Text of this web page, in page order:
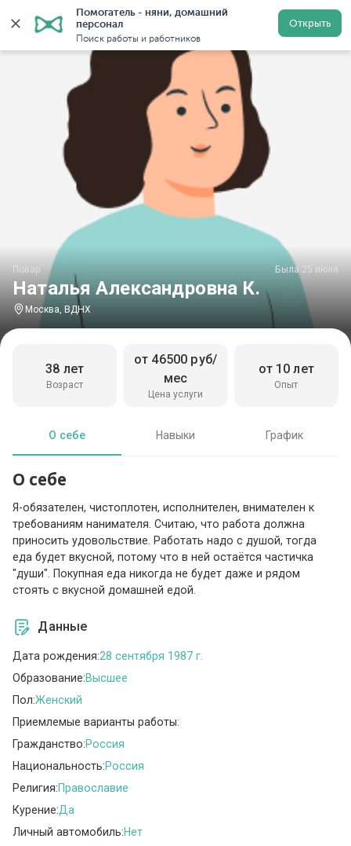
Помогатель - няни, домашний
персонал
Поиск работы и работников
Открыть
Главная Повара Повара в Москве Повара у
Наталья Александровна К.
Повар Была 25 июля
Москва, ВДНХ
Возраст
38 лет
Цена услуги
от 46500 руб/
мес
Опыт
от 10 лет
О себе Навыки График
О себе
Я-обязателен, чистоплотен, исполнителен, внимателен к
требованиям нанимателя. Считаю, что работа должна
приносить удовольствие. Работать надо с душой, тогда
еда будет вкусной, потому что в ней остаётся частичка
"души". Покупная еда никогда не будет даже и рядом
стоять с вкусной домашней едой.
Данные
Дата рождения:28 сентября 1987 г.
Образование:Высшее
Пол:Женский
Приемлемые варианты работы:
Гражданство:Россия
Национальность:Россия
Религия:Православие
Курение:Да
Личный автомобиль:Нет